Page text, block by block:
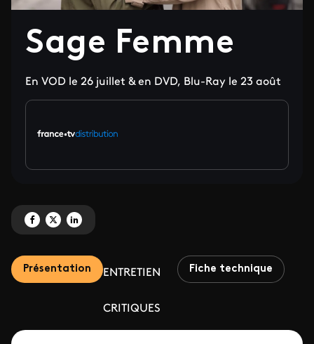
Sage Femme
En VOD le 26 juillet & en DVD, Blu-Ray le 23 août
Partagez 'Sage Femme' sur Facebook
Partagez 'Sage Femme' sur X
Partagez 'Sage Femme' sur LinkedIn
Présentation ENTRETIEN
CRITIQUES
Fiche technique